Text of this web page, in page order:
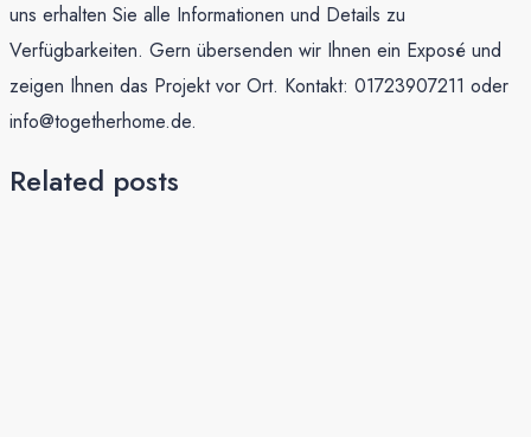
uns erhalten Sie alle Informationen und Details zu
Verfügbarkeiten. Gern übersenden wir Ihnen ein Exposé und
zeigen Ihnen das Projekt vor Ort. Kontakt: 01723907211 oder
info@togetherhome.de.
Related posts